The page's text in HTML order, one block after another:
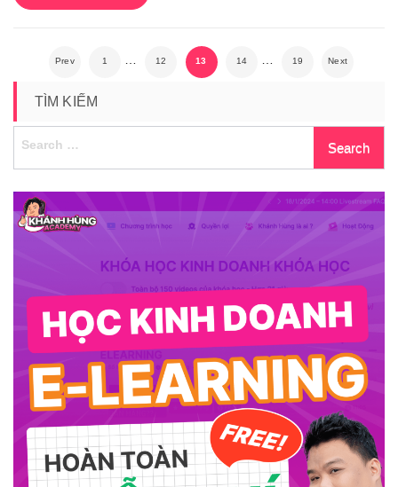
Đạt
Cao
Posts
navigation
Prev 1 12 13 14 19 Next
TÌM KIẾM